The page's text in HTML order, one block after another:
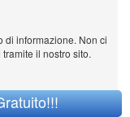
di informazione. Non ci
il nostro sito.